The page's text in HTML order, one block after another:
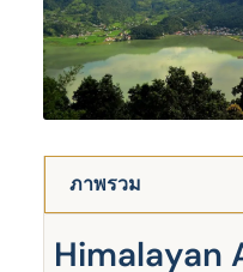
ภาพรวม
Himalayan